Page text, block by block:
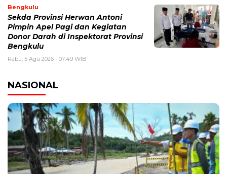
Bengkulu
Sekda Provinsi Herwan Antoni
Pimpin Apel Pagi dan Kegiatan
Donor Darah di Inspektorat Provinsi
Bengkulu
Rabu, 5 Agu 2026 - 07:49 WIB
NASIONAL